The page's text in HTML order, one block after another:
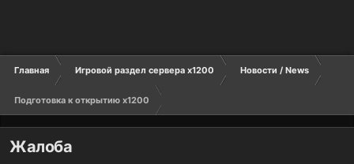
Главная Игровой раздел сервера х1200 Новости / News
Подготовка к открытию х1200
Жалоба